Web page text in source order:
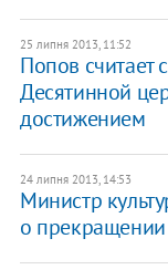
25 липня 2013, 11:52
Попов считает
Десятинной
достижением
24 липня 2013, 14:53
Министр
о прекращении